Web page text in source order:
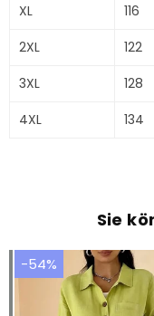
XL
116
2XL
122
3XL
128
4XL
134
Sie
-54%